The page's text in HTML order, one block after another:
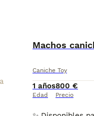
Machos
Caniche Toy
1 años
Edad
800 €
Precio